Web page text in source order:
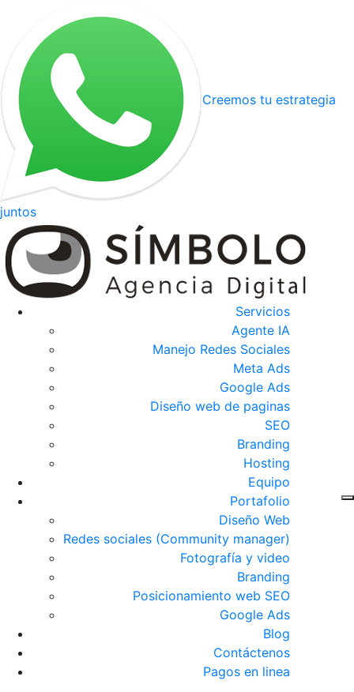
Creemos tu estrategia
juntos
Servicios
Agente IA
Manejo Redes Sociales
Meta Ads
Google Ads
Diseño web de paginas
SEO
Branding
Hosting
Equipo
Portafolio
Diseño Web
Redes sociales (Community manager)
Fotografía y video
Branding
Posicionamiento web SEO
Google Ads
Blog
Contáctenos
Pagos en linea